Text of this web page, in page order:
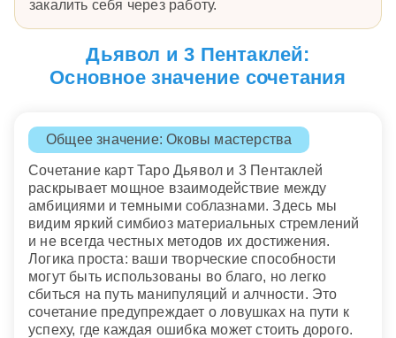
закалить себя через работу.
Дьявол и 3 Пентаклей:
Основное значение сочетания
Общее значение: Оковы мастерства
Сочетание карт Таро Дьявол и 3 Пентаклей
раскрывает мощное взаимодействие между
амбициями и темными соблазнами. Здесь мы
видим яркий симбиоз материальных стремлений
и не всегда честных методов их достижения.
Логика проста: ваши творческие способности
могут быть использованы во благо, но легко
сбиться на путь манипуляций и алчности. Это
сочетание предупреждает о ловушках на пути к
успеху, где каждая ошибка может стоить дорого.